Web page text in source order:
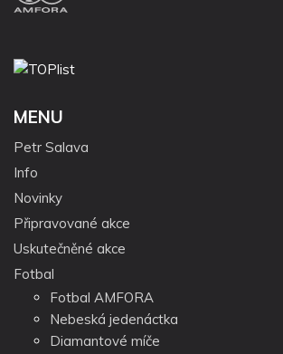
MENU
Petr Salava
Info
Novinky
Připravované akce
Uskutečněné akce
Fotbal
Fotbal AMFORA
Nebeská jedenáctka
Diamantové míče